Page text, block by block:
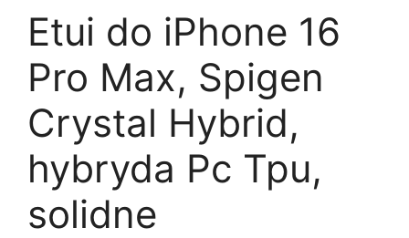
Etui do iPhone 16
Pro Max, Spigen
Crystal Hybrid,
hybryda Pc Tpu,
solidne